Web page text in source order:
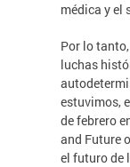
médica y el
Por lo
luchas
estuvimos,
de febrero
and Future
el futuro de